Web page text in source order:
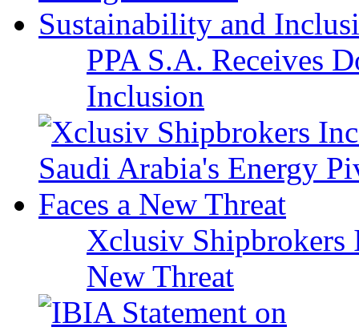
PPA S.A. Receives
Inclusion
Xclusiv Shipbrokers
New Threat